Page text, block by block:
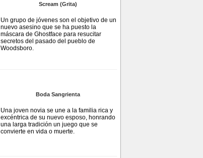
Scream (Grita)
Un grupo de jóvenes son el objetivo de un
nuevo asesino que se ha puesto la
máscara de Ghostface para resucitar
secretos del pasado del pueblo de
Woodsboro.
Boda Sangrienta
Una joven novia se une a la familia rica y
excéntrica de su nuevo esposo, honrando
una larga tradición un juego que se
convierte en vida o muerte.